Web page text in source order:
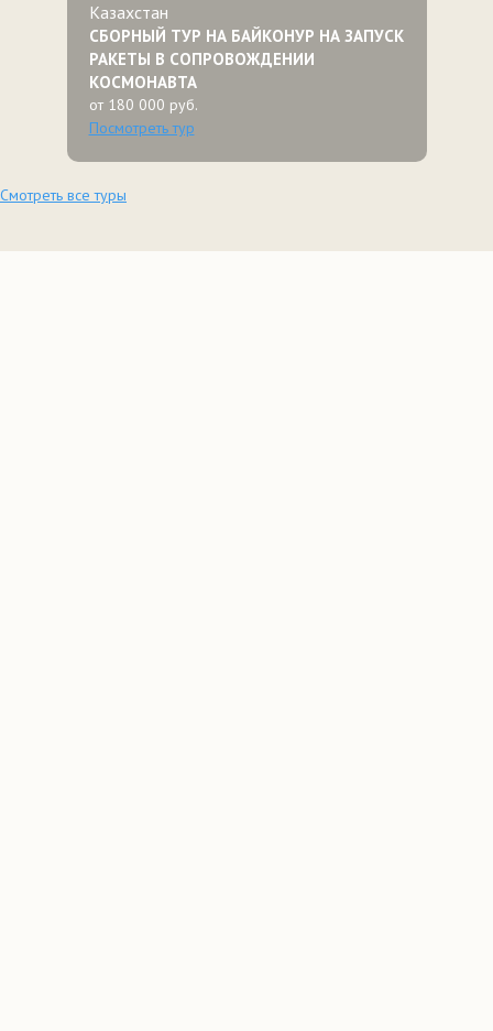
Казахстан
СБОРНЫЙ ТУР НА БАЙКОНУР НА ЗАПУСК
РАКЕТЫ В СОПРОВОЖДЕНИИ
КОСМОНАВТА
от 180 000 руб.
Посмотреть тур
Смотреть все туры